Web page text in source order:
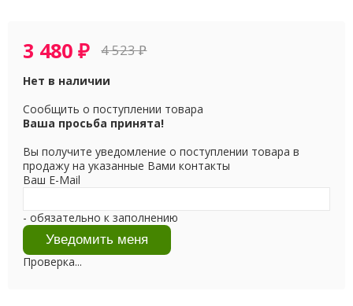
3 480₽ 4 523₽
Нет в наличии
Сообщить о поступлении товара
Ваша просьба принята!
Вы получите уведомление о поступлении товара в
продажу на указанные Вами контакты
Ваш E-Mail
- обязательно к заполнению
Проверка...